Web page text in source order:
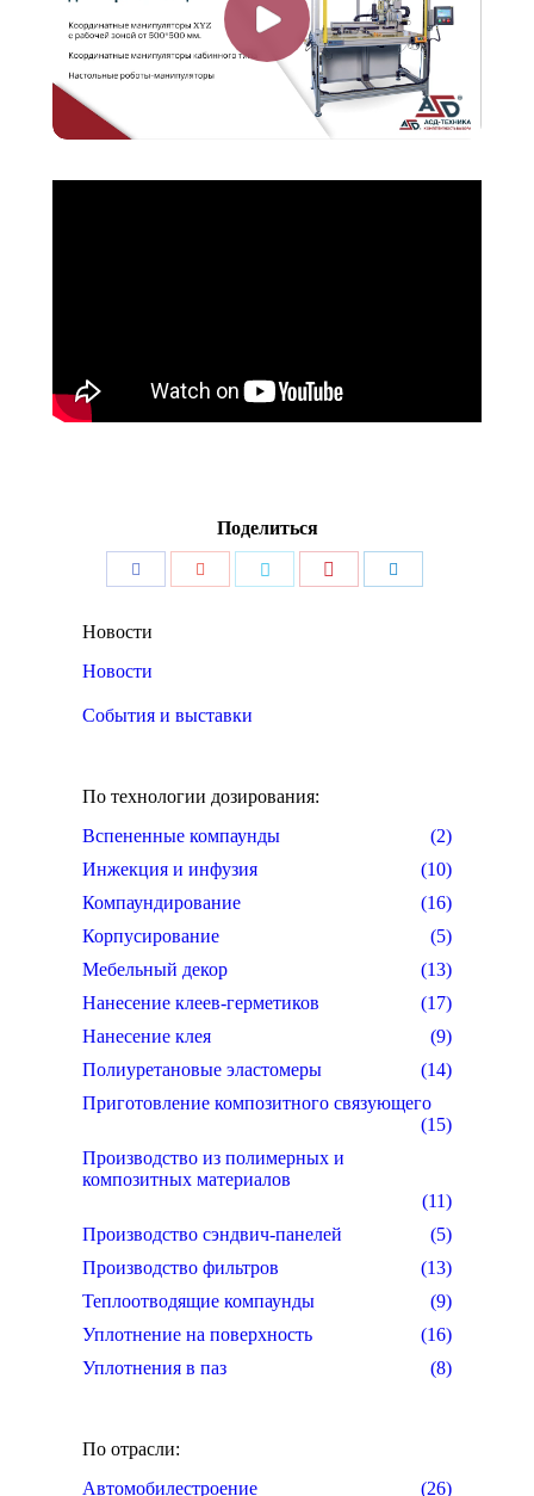
Поделиться
ПоделитьсяПоделиться
Поделиться
Новости
Новости
События и выставки
По технологии дозирования:
Вспененные компаунды
(2)
Инжекция и инфузия
(10)
Компаундирование
(16)
Корпусирование
(5)
Мебельный декор
(13)
Нанесение клеев-герметиков
(17)
Нанесение клея
(9)
Полиуретановые эластомеры
(14)
Приготовление композитного связующего
(15)
Производство из полимерных и
композитных материалов
(11)
Производство сэндвич-панелей
(5)
Производство фильтров
(13)
Теплоотводящие компаунды
(9)
Уплотнение на поверхность
(16)
Уплотнения в паз
(8)
По отрасли:
Автомобилестроение
(26)